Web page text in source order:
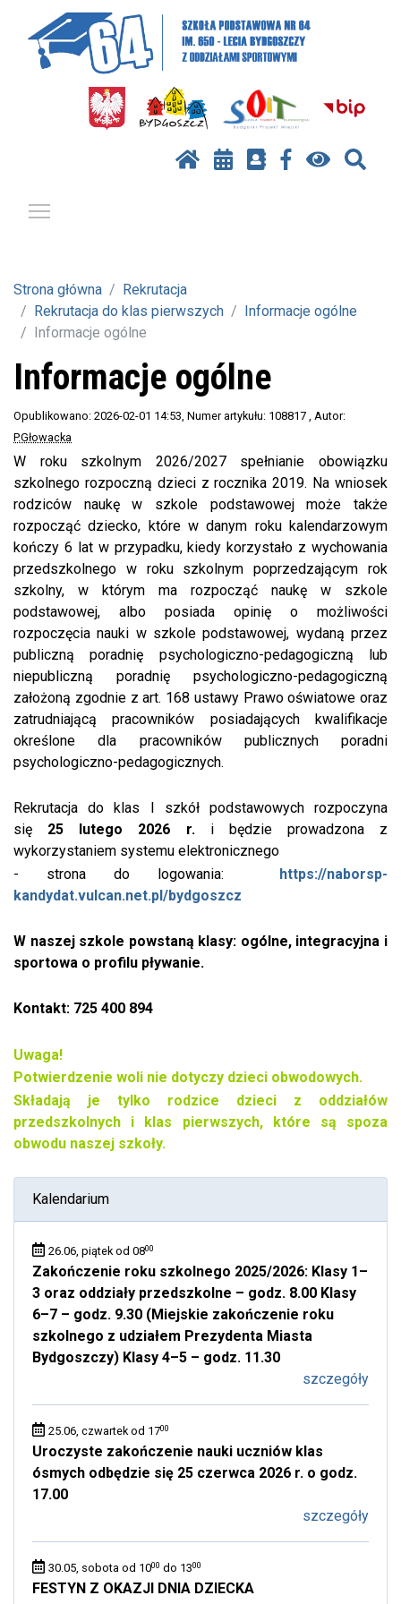
Strona główna
Rekrutacja
Rekrutacja do klas pierwszych
Informacje ogólne
Informacje ogólne
Informacje ogólne
Opublikowano: 2026-02-01 14:53, Numer artykułu: 108817 , Autor:
P.Głowacka
W roku szkolnym 2026/2027 spełnianie obowiązku
szkolnego rozpoczną dzieci z rocznika 2019. Na wniosek
rodziców naukę w szkole podstawowej może także
rozpocząć dziecko, które w danym roku kalendarzowym
kończy 6 lat w przypadku, kiedy korzystało z wychowania
przedszkolnego w roku szkolnym poprzedzającym rok
szkolny, w którym ma rozpocząć naukę w szkole
podstawowej, albo posiada opinię o możliwości
rozpoczęcia nauki w szkole podstawowej, wydaną przez
publiczną poradnię psychologiczno-pedagogiczną lub
niepubliczną poradnię psychologiczno-pedagogiczną
założoną zgodnie z art. 168 ustawy Prawo oświatowe oraz
zatrudniającą pracowników posiadających kwalifikacje
określone dla pracowników publicznych poradni
psychologiczno-pedagogicznych.
Rekrutacja do klas I szkół podstawowych rozpoczyna
się 25 lutego 2026 r.i będzie prowadzona z
wykorzystaniem systemu elektronicznego
- strona do logowania:
https://naborsp-
kandydat.vulcan.net.pl/bydgoszcz
W naszej szkole powstaną klasy: ogólne, integracyjna i
sportowa o profilu pływanie.
Kontakt: 725 400 894
Uwaga!
Potwierdzenie woli nie dotyczy dzieci obwodowych.
Składają je tylko rodzice dzieci z oddziałów
przedszkolnych i klas pierwszych, które są spoza
obwodu naszej szkoły.
Kalendarium
26.06, piątek od 0800
Zakończenie roku szkolnego 2025/2026: Klasy 1–
3 oraz oddziały przedszkolne – godz. 8.00 Klasy
6–7 – godz. 9.30 (Miejskie zakończenie roku
szkolnego z udziałem Prezydenta Miasta
Bydgoszczy) Klasy 4–5 – godz. 11.30
szczegóły
25.06, czwartek od 1700
Uroczyste zakończenie nauki uczniów klas
ósmych odbędzie się 25 czerwca 2026 r. o godz.
17.00
szczegóły
30.05, sobota od 1000 do 1300
FESTYN Z OKAZJI DNIA DZIECKA